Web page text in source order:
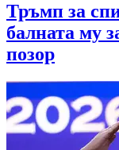
Тръмп за
балната му
позор